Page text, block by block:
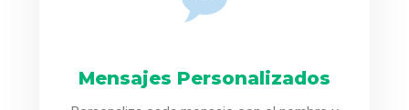
Mensajes Personalizados